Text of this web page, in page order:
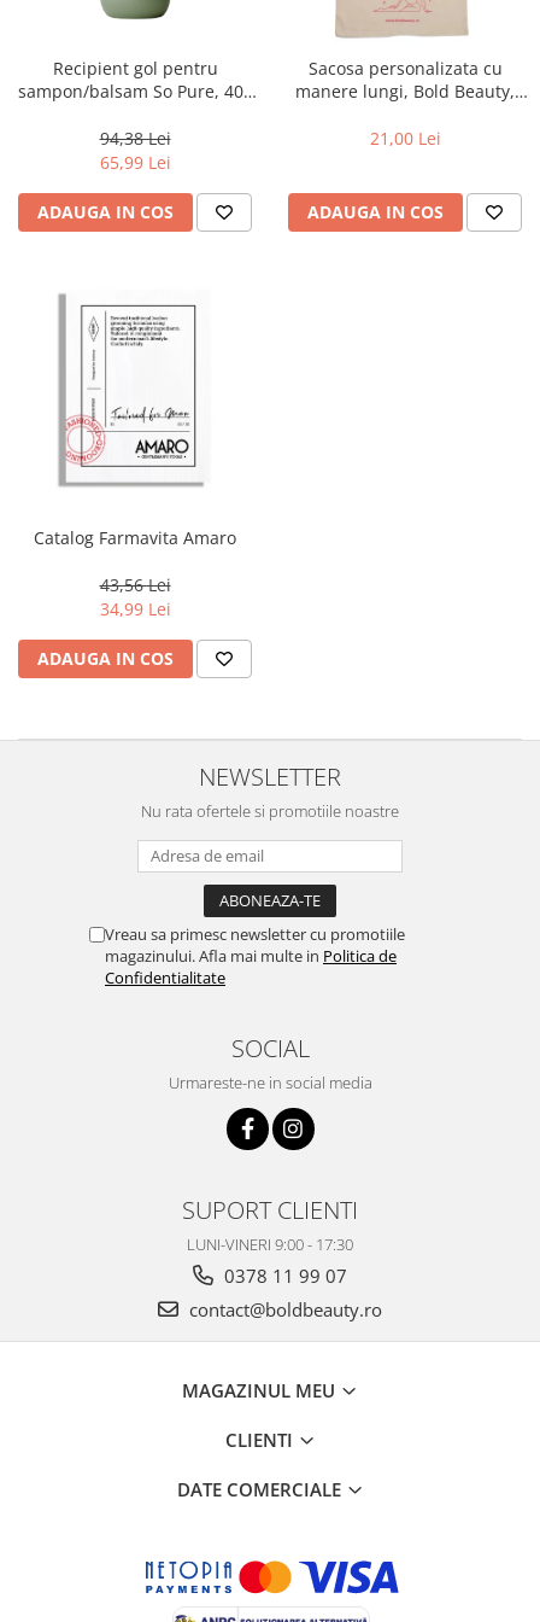
Recipient gol pentru
sampon/balsam So Pure, 400
94,38 Lei
65,99 Lei
ADAUGA IN COS
Sacosa personalizata cu
manere lungi, Bold Beauty,
21,00 Lei
ADAUGA IN COS
Catalog Farmavita Amaro
43,56 Lei
34,99 Lei
ADAUGA IN COS
NEWSLETTER
Nu rata ofertele si promotiile noastre
Vreau sa primesc newsletter cu promotiile
magazinului. Afla mai multe in Politica de
Confidentialitate
SOCIAL
Urmareste-ne in social media
SUPORT CLIENTI
LUNI-VINERI 9:00 - 17:30
0378 11 99 07
contact@boldbeauty.ro
MAGAZINUL MEU
CLIENTI
DATE COMERCIALE